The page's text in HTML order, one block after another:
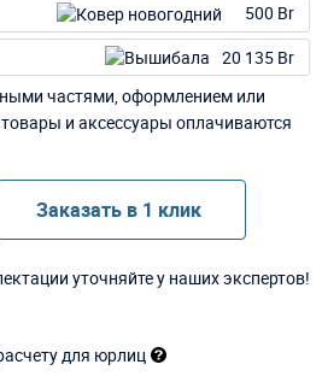
500 Br
20 135 Br
частями, оформлением или
и аксессуары оплачиваются
Заказать в 1 клик
уточняйте у наших экспертов!
для юрлиц